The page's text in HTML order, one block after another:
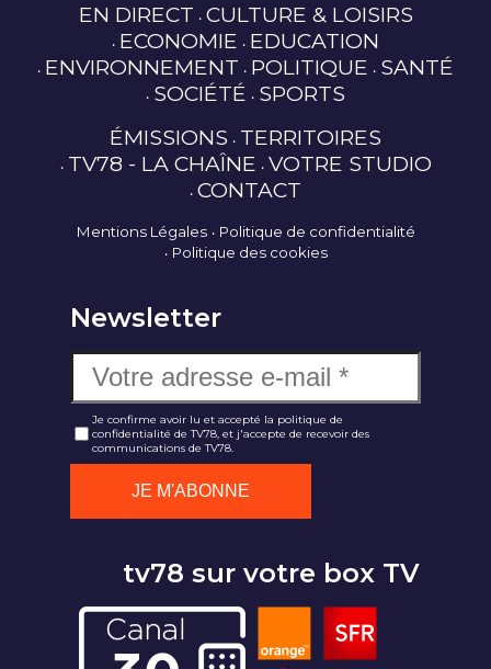
EN DIRECT CULTURE & LOISIRS
ECONOMIE EDUCATION
ENVIRONNEMENT POLITIQUE SANTÉ
SOCIÉTÉ SPORTS
ÉMISSIONS TERRITOIRES
TV78 - LA CHAÎNE VOTRE STUDIO
CONTACT
Mentions Légales
Politique de confidentialité
Politique des cookies
Newsletter
Je confirme avoir lu et accepté la politique de
confidentialité de TV78, et j'accepte de recevoir des
communications de TV78.
tv78 sur votre box TV